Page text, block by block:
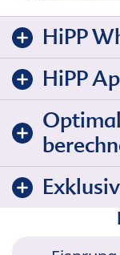
HiPP
HiPP